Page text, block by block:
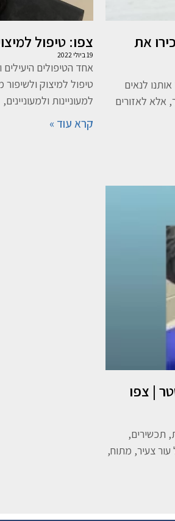
את
לנאים
אלא לאזורים
צפו: טיפול
19 ביולי 2022
אחד הטיפולים
טיפול למיצוק
למעוניינות ולמעוניינים,
קרא עוד »
| צפו
תכשירים,
צעיר, מתוח,